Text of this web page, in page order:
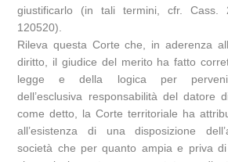
giustificarlo (in tali termini, cfr. Cass.
120520).
Rileva questa Corte che, in aderenza
diritto, il giudice del merito ha fatto
legge e della logica per pervenire
dell’esclusiva responsabilità del datore
come detto, la Corte territoriale ha
all’esistenza di una disposizione
società che per quanto ampia e priva di